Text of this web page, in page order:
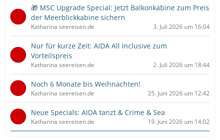
🎁 MSC Upgrade Special: Jetzt Balkonkabine zum Preis
der Meerblickkabine sichern
Katharina seereisen.de 3. Juli 2026 um 16:04
Nur für kurze Zeit: AIDA All Inclusive zum
Vorteilspreis
Katharina seereisen.de 2. Juli 2026 um 18:44
Noch 6 Monate bis Weihnachten!
Katharina seereisen.de 25. Juni 2026 um 12:42
Neue Specials: AIDA tanzt & Crime & Sea
Katharina seereisen.de 19. Juni 2026 um 14:02